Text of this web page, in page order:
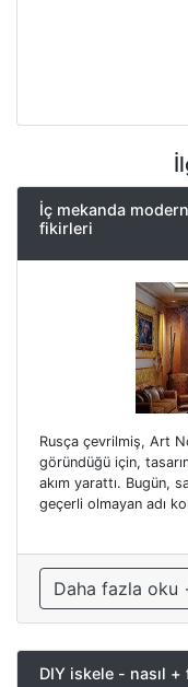
İç mekanda
fikirleri
Rusça çevrilmiş, Art
göründüğü için,
akım yarattı. Bugün,
geçerli olmayan adı
Daha fazla oku
DIY iskele - nasıl